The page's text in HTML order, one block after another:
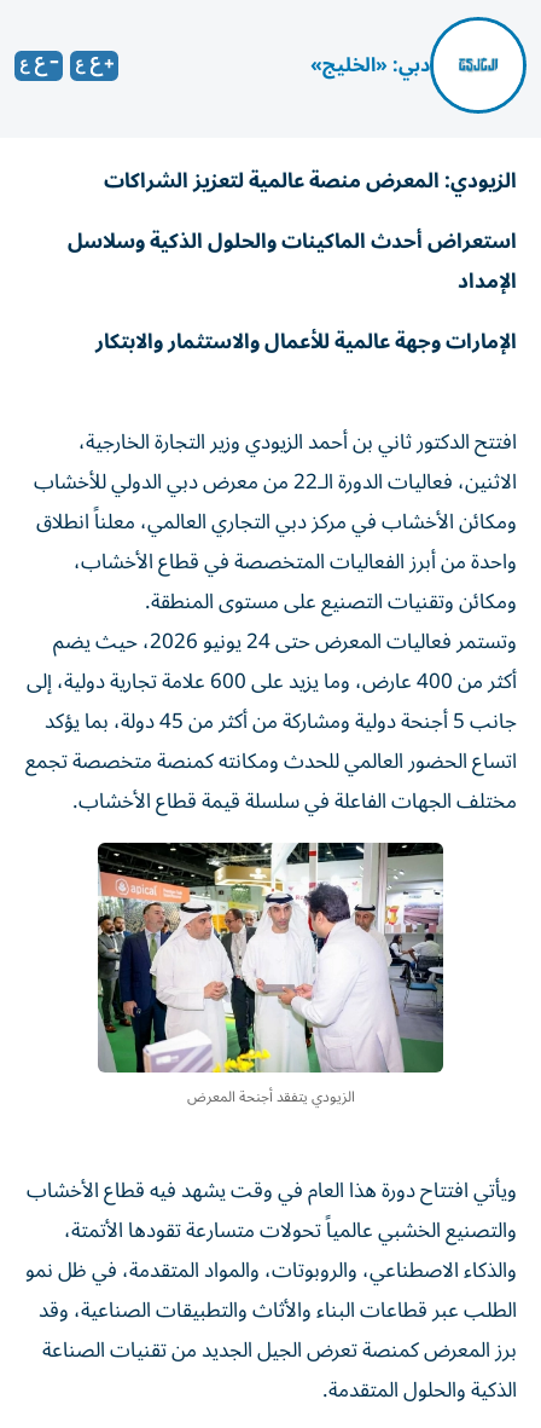
دبي: «الخليج»
الزيودي: المعرض منصة عالمية لتعزيز الشراكات
استعراض أحدث الماكينات والحلول الذكية وسلاسل
الإمداد
الإمارات وجهة عالمية للأعمال والاستثمار والابتكار
افتتح الدكتور ثاني بن أحمد الزيودي وزير التجارة الخارجية،
الاثنين، فعاليات الدورة الـ22 من معرض دبي الدولي للأخشاب
ومكائن الأخشاب في مركز دبي التجاري العالمي، معلناً انطلاق
واحدة من أبرز الفعاليات المتخصصة في قطاع الأخشاب،
ومكائن وتقنيات التصنيع على مستوى المنطقة.
وتستمر فعاليات المعرض حتى 24 يونيو 2026، حيث يضم
أكثر من 400 عارض، وما يزيد على 600 علامة تجارية دولية، إلى
جانب 5 أجنحة دولية ومشاركة من أكثر من 45 دولة، بما يؤكد
اتساع الحضور العالمي للحدث ومكانته كمنصة متخصصة تجمع
مختلف الجهات الفاعلة في سلسلة قيمة قطاع الأخشاب.
الزيودي يتفقد أجنحة المعرض
ويأتي افتتاح دورة هذا العام في وقت يشهد فيه قطاع الأخشاب
والتصنيع الخشبي عالمياً تحولات متسارعة تقودها الأتمتة،
والذكاء الاصطناعي، والروبوتات، والمواد المتقدمة، في ظل نمو
الطلب عبر قطاعات البناء والأثاث والتطبيقات الصناعية، وقد
برز المعرض كمنصة تعرض الجيل الجديد من تقنيات الصناعة
الذكية والحلول المتقدمة.